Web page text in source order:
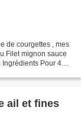
de courgettes , mes
Filet mignon sauce
Ingrédients Pour 4
ail et fines